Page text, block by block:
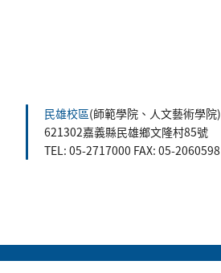
民雄校區(師範學院、人文藝術學院)
621302嘉義縣民雄鄉文隆村85號
TEL: 05-2717000 FAX: 05-2060598